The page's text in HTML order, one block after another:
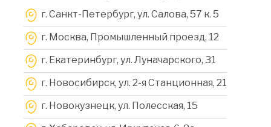
г. Санкт-Петербург, ул. Салова, 57 к. 5
г. Москва, Промышленный проезд, 12
г. Екатеринбург, ул. Луначарского, 31
г. Новосибирск, ул. 2-я Станционная, 21
г. Новокузнецк, ул. Полесская, 15